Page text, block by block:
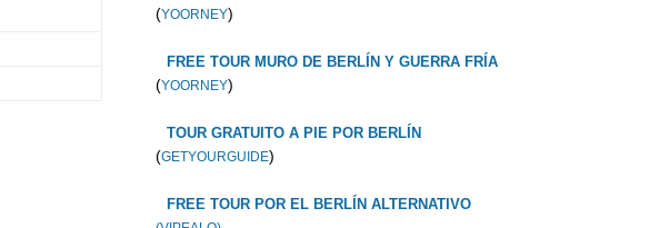
(YOORNEY)
FREE TOUR MURO DE BERLÍN Y GUERRA FRÍA
(YOORNEY)
TOUR GRATUITO A PIE POR BERLÍN
(GETYOURGUIDE)
FREE TOUR POR EL BERLÍN ALTERNATIVO